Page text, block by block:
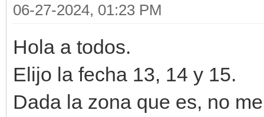
06-27-2024, 01:23 PM
Hola a todos.
Elijo la fecha 13, 14 y 15.
Dada la zona que es, no